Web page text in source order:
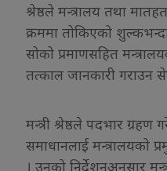
श्रेष्ठले मन्त्रालय तथा
क्रममा तोकिएको
सोको प्रमाणसहित
तत्काल जानकारी गराउन
मन्त्री श्रेष्ठले पदभार
समाधानलाई मन्त्रालयको
। उनको निर्देशनअनुसार